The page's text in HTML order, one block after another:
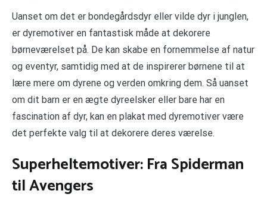
Uanset om det er bondegårdsdyr eller vilde dyr i junglen,
er dyremotiver en fantastisk måde at dekorere
børneværelset på. De kan skabe en fornemmelse af natur
og eventyr, samtidig med at de inspirerer børnene til at
lære mere om dyrene og verden omkring dem. Så uanset
om dit barn er en ægte dyreelsker eller bare har en
fascination af dyr, kan en plakat med dyremotiver være
det perfekte valg til at dekorere deres værelse.
Superheltemotiver: Fra Spiderman
til Avengers